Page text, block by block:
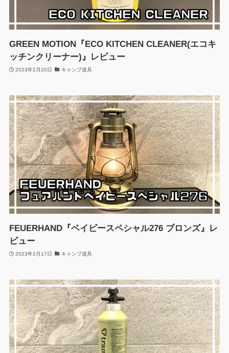
GREEN MOTION『ECO KITCHEN CLEANER(エコキ
ッチンクリーナー)』レビュー
2023年2月20日 キャンプ道具
FEUERHAND『ベイビースペシャル276 ブロンズ』レ
ビュー
2023年2月17日 キャンプ道具